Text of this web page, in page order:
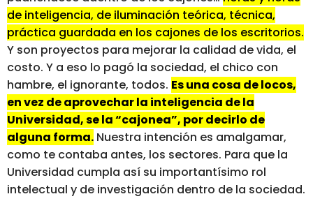
de inteligencia, de iluminación teórica, técnica,
práctica guardada en los cajones de los escritorios.
Y son proyectos para mejorar la calidad de vida, el
costo. Y a eso lo pagó la sociedad, el chico con
hambre, el ignorante, todos. Es una cosa de locos,
en vez de aprovechar la inteligencia de la
Universidad, se la “cajonea”, por decirlo de
alguna forma. Nuestra intención es amalgamar,
como te contaba antes, los sectores. Para que la
Universidad cumpla así su importantísimo rol
intelectual y de investigación dentro de la sociedad.